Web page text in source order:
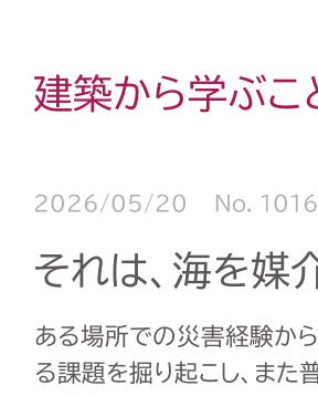
建築から学ぶこ
2026/05/20 No. 1016
それは、海を媒
ある場所での災害経験か
る課題を掘り起こし、また